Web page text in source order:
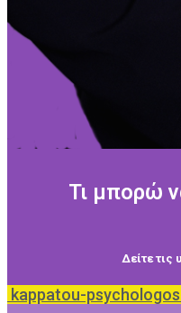
Τι μπορώ
Δείτε τις
kappatou-